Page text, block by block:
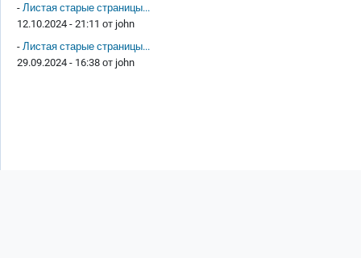
- Листая старые страницы...
12.10.2024 - 21:11 от john
- Листая старые страницы...
29.09.2024 - 16:38 от john